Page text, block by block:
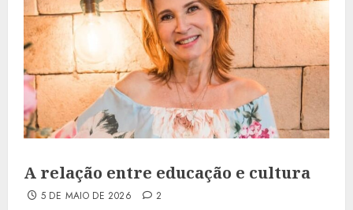
A relação entre educação e cultura
5 DE MAIO DE 2026 2